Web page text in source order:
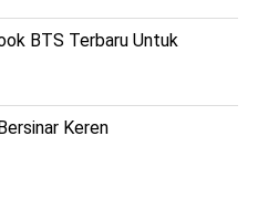
BTS Terbaru Untuk
Keren